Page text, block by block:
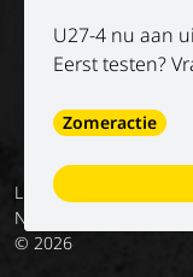
U27-4 nu aan
Eerst testen?
Zomeractie
Luyckx
NV
© 2026